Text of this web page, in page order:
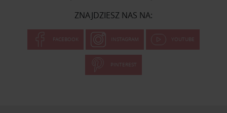
ZNAJDZIESZ NAS NA:
FACEBOOK INSTAGRAM YOUTUBE
PINTEREST